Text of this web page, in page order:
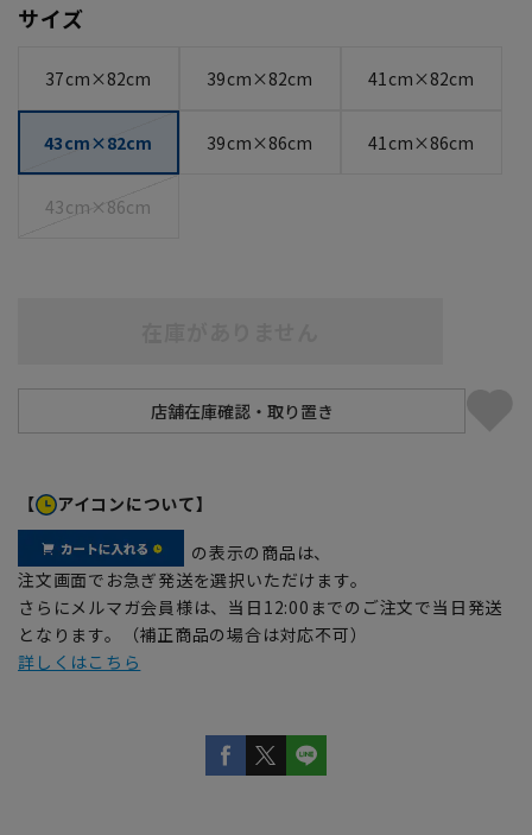
サイズ
37cm×82cm 39cm×82cm 41cm×82cm
43cm×82cm 39cm×86cm 41cm×86cm
43cm×86cm
【 アイコンについて】
の表示の商品は、
注文画面でお急ぎ発送を選択いただけます。
さらにメルマガ会員様は、当日12:00までのご注文で当日発送
となります。（補正商品の場合は対応不可）
詳しくはこちら